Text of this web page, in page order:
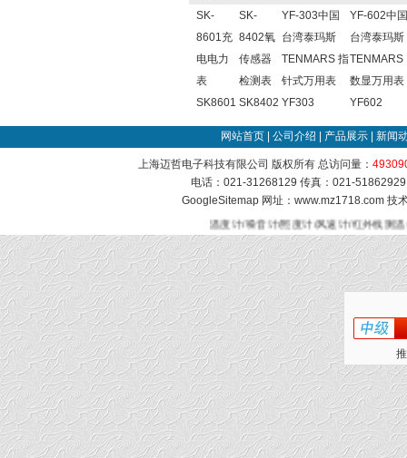
SK-
8601充
电电力
表
SK8601
SK-
8402氧
传感器
检测表
SK8402
YF-303中国
台湾泰玛斯
TENMARS 指
针式万用表
YF303
YF-602中国
台湾泰玛斯
TENMARS
数显万用表
YF602
网站首页 公司介绍 产品展示 新闻
上海迈哲电子科技有限公司 版权所有 总访问量：
电话：021-31268129 传真：021-
GoogleSitemap网址：www.mz1718.com 技
温度计/噪音计/照度计/风速计/红外线测